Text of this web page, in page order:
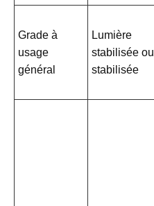
Grade à
usage
général
Lumière
stabilisée ou
stabilisée